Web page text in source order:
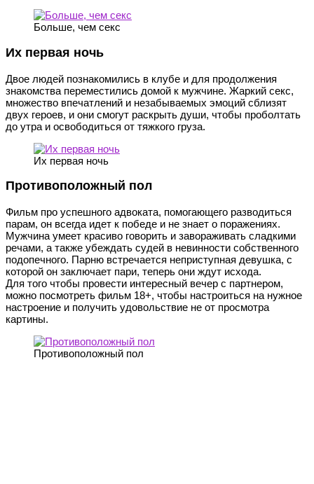
Больше, чем секс
Их первая ночь
Двое людей познакомились в клубе и для продолжения
знакомства переместились домой к мужчине. Жаркий секс,
множество впечатлений и незабываемых эмоций сблизят
двух героев, и они смогут раскрыть души, чтобы проболтать
до утра и освободиться от тяжкого груза.
Их первая ночь
Противоположный пол
Фильм про успешного адвоката, помогающего разводиться
парам, он всегда идет к победе и не знает о поражениях.
Мужчина умеет красиво говорить и завораживать сладкими
речами, а также убеждать судей в невинности собственного
подопечного. Парню встречается неприступная девушка, с
которой он заключает пари, теперь они ждут исхода.
Для того чтобы провести интересный вечер с партнером,
можно посмотреть фильм 18+, чтобы настроиться на нужное
настроение и получить удовольствие не от просмотра
картины.
Противоположный пол